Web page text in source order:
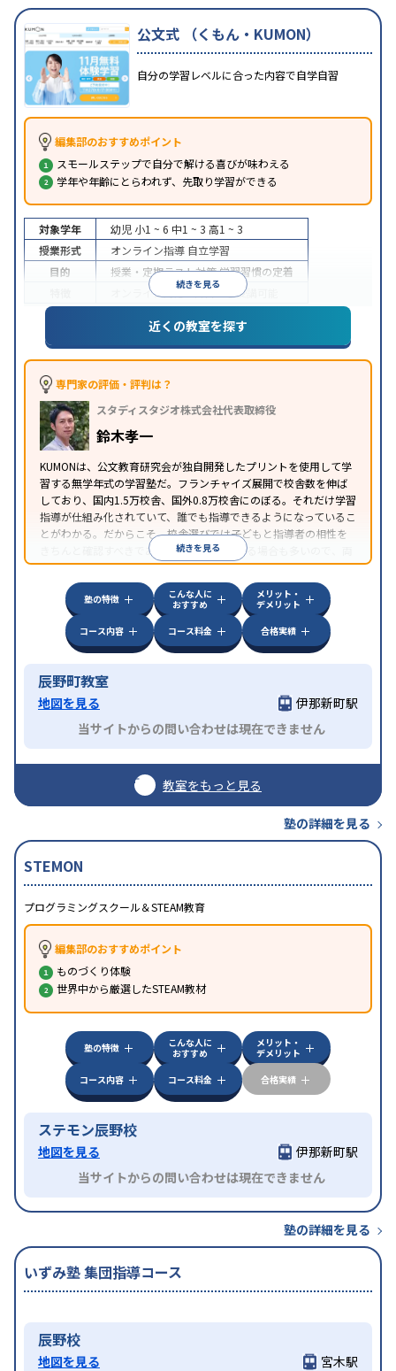
公文式 （くもん・KUMON）
自分の学習レベルに合った内容で自学自習
編集部のおすすめポイント
スモールステップで自分で解ける喜びが味わえる
学年や年齢にとらわれず、先取り学習ができる
続きを見る
対象学年 幼児 小1 ~ 6 中1 ~ 3 高1 ~ 3
授業形式
オンライン指導 自立学習
目的
授業・定期テスト対策学習習慣の定着
オンライン対応1科目から受講可能
近くの教室を探す
専門家の評価・評判は？
スタディスタジオ株式会社代表取締役
鈴木孝一
KUMONは、公文教育研究会が独自開発したプリントを使用して学
習する無学年式の学習塾だ。フランチャイズ展開で校舎数を伸ば
しており、国内1.5万校舎、国外0.8万校舎にのぼる。それだけ学習
指導が仕組み化されていて、誰でも指導できるようになっているこ
とがわかる。だからこそ、校舎選びでは子どもと指導者の相性を
きちんと確認すべきである。近所に2校舎ある場合も多いので、両
方見学してみることをオススメする。
続きを見る
塾の特徴
こんな人に
おすすめ
メリット・
デメリット
コース内容
コース料金 合格実績
辰野町教室
地図を見る
伊那新町駅
当サイトからの問い合わせは現在できません
教室をもっと見る
塾の詳細を見る
STEMON
プログラミングスクール＆STEAM教育
編集部のおすすめポイント
ものづくり体験
世界中から厳選したSTEAM教材
塾の特徴
こんな人に
おすすめ
メリット・
デメリット
コース内容
コース料金 合格実績
ステモン辰野校
地図を見る
伊那新町駅
当サイトからの問い合わせは現在できません
塾の詳細を見る
いずみ塾 集団指導コース
辰野校
地図を見る
宮木駅